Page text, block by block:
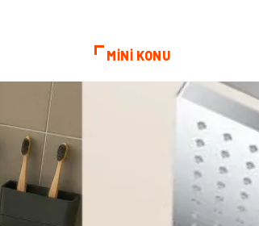
MİNİ KONU